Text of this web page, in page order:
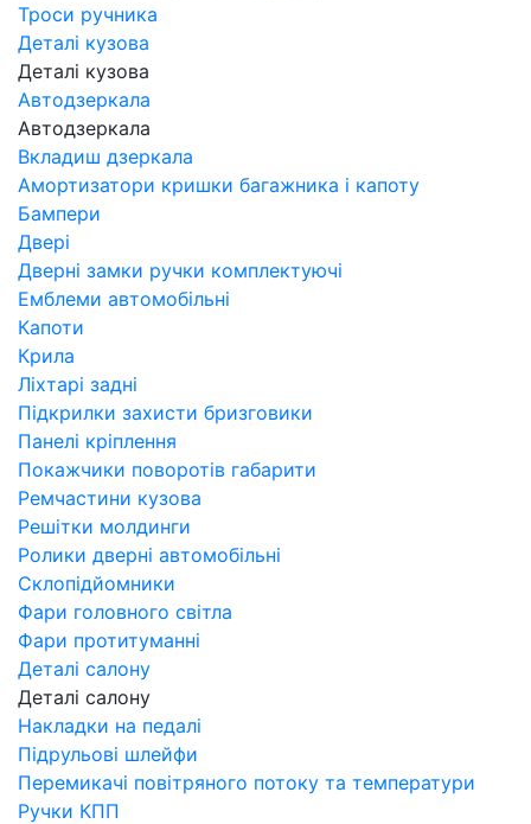
Троси ручника
Деталі кузова
Деталі кузова
Автодзеркала
Автодзеркала
Вкладиш дзеркала
Амортизатори кришки багажника і капоту
Бампери
Двері
Дверні замки ручки комплектуючі
Емблеми автомобільні
Капоти
Крила
Ліхтарі задні
Підкрилки захисти бризговики
Панелі кріплення
Покажчики поворотів габарити
Ремчастини кузова
Решітки молдинги
Ролики дверні автомобільні
Склопідйомники
Фари головного світла
Фари протитуманні
Деталі салону
Деталі салону
Накладки на педалі
Підрульові шлейфи
Перемикачі повітряного потоку та температури
Ручки КПП